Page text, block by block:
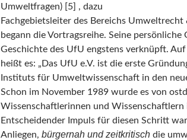
Umweltfragen) [5] , dazu
Fachgebietsleiter des Bereichs
begann die Vortragsreihe. Seine
Geschichte des UfU engstens verknüpft.
heißt es: „Das UfU e.V. ist die erste
Instituts für Umweltwissenschaft in den
Schon im November 1989 wurde es von
Wissenschaftlerinnen und
Entscheidender Impuls für diesen Schritt
Anliegen, bürgernah und zeitkritisch die